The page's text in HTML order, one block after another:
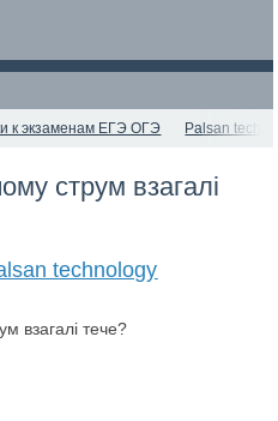
к экзаменам ЕГЭ ОГЭ Palsan
струм взагалі
technology